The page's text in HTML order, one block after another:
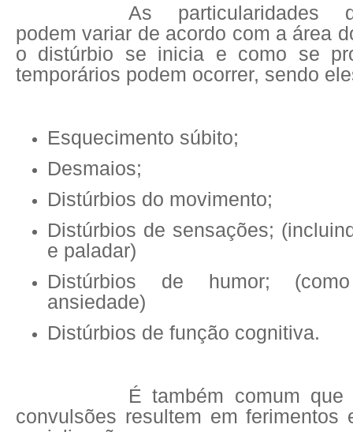
As particularidades
podem variar de acordo com a área
o distúrbio se inicia e como se
temporários podem ocorrer, sendo
Esquecimento súbito;
Desmaios;
Distúrbios do movimento;
Distúrbios de sensações;
e paladar)
Distúrbios de humor;
ansiedade)
Distúrbios de função cognitiva.
É também comum
convulsões resultem em ferimentos